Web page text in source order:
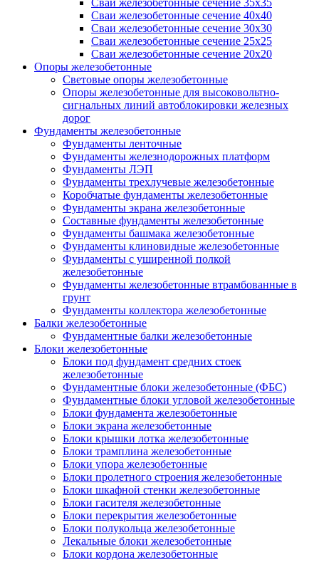
Сваи железобетонные сечение 40x40
Сваи железобетонные сечение 30x30
Сваи железобетонные сечение 25x25
Сваи железобетонные сечение 20x20
Опоры железобетонные
Световые опоры железобетонные
Опоры железобетонные для высоковольтно-
сигнальных линий автоблокировки железных
дорог
Фундаменты железобетонные
Фундаменты ленточные
Фундаменты железнодорожных платформ
Фундаменты ЛЭП
Фундаменты трехлучевые железобетонные
Коробчатые фундаменты железобетонные
Фундаменты экрана железобетонные
Составные фундаменты железобетонные
Фундаменты башмака железобетонные
Фундаменты клиновидные железобетонные
Фундаменты с уширенной полкой
железобетонные
Фундаменты железобетонные втрамбованные в
грунт
Фундаменты коллектора железобетонные
Балки железобетонные
Фундаментные балки железобетонные
Блоки железобетонные
Блоки под фундамент средних стоек
железобетонные
Фундаментные блоки железобетонные (ФБС)
Фундаментные блоки угловой железобетонные
Блоки фундамента железобетонные
Блоки экрана железобетонные
Блоки крышки лотка железобетонные
Блоки трамплина железобетонные
Блоки упора железобетонные
Блоки пролетного строения железобетонные
Блоки шкафной стенки железобетонные
Блоки гасителя железобетонные
Блоки перекрытия железобетонные
Блоки полукольца железобетонные
Лекальные блоки железобетонные
Блоки кордона железобетонные